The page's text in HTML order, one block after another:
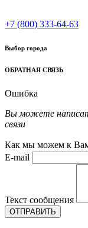
+7 (800) 333-64-63
Выбор города
ОБРАТНАЯ СВЯЗЬ
Ошибка
Вы можете
связи
Как мы можем к Вам
E-mail
Текст сообщения
ОТПРАВИТЬ